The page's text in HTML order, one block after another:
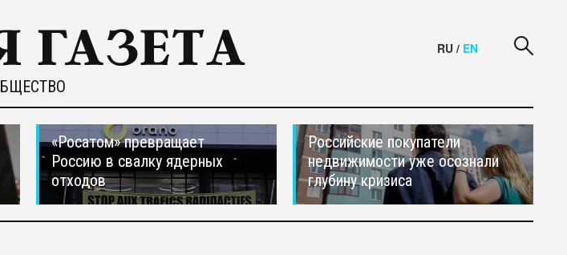
RU / EN
«Росатом» превращает
Россию в свалку ядерных
отходов
Российские покупатели
недвижимости уже осознали
глубину кризиса